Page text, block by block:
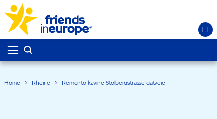
LT
Home > Rheine > Remonto kavinė Stolbergstrasse gatvėje